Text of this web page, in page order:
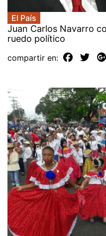
El País
Juan Carlos Navarro
ruedo político
compartir en: